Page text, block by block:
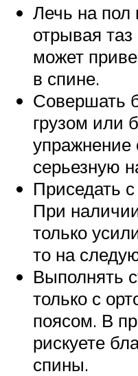
Лечь на пол
отрывая
может
в спине.
Совершать
грузом или
упражнение
серьезную
Приседать
При
только
то на
Выполнять
только с
поясом. В
рискуете
спины.